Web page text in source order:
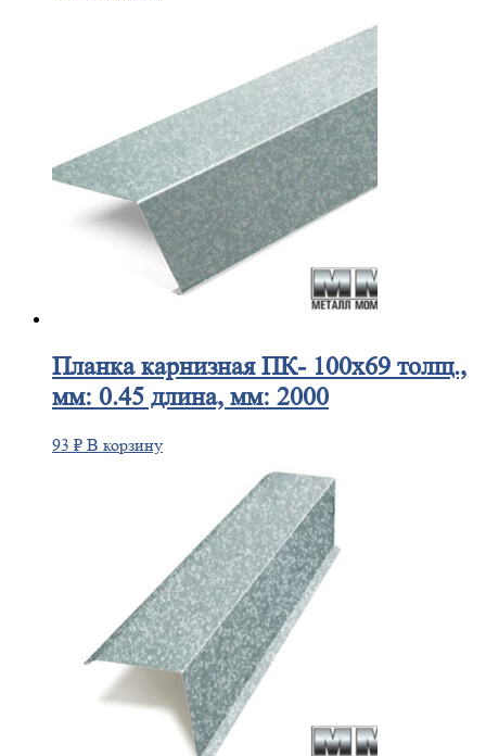
Планкакарнизная ПК- 100х69 толщ.,
мм: 0.45 длина, мм: 2000
93 ₽ В корзину